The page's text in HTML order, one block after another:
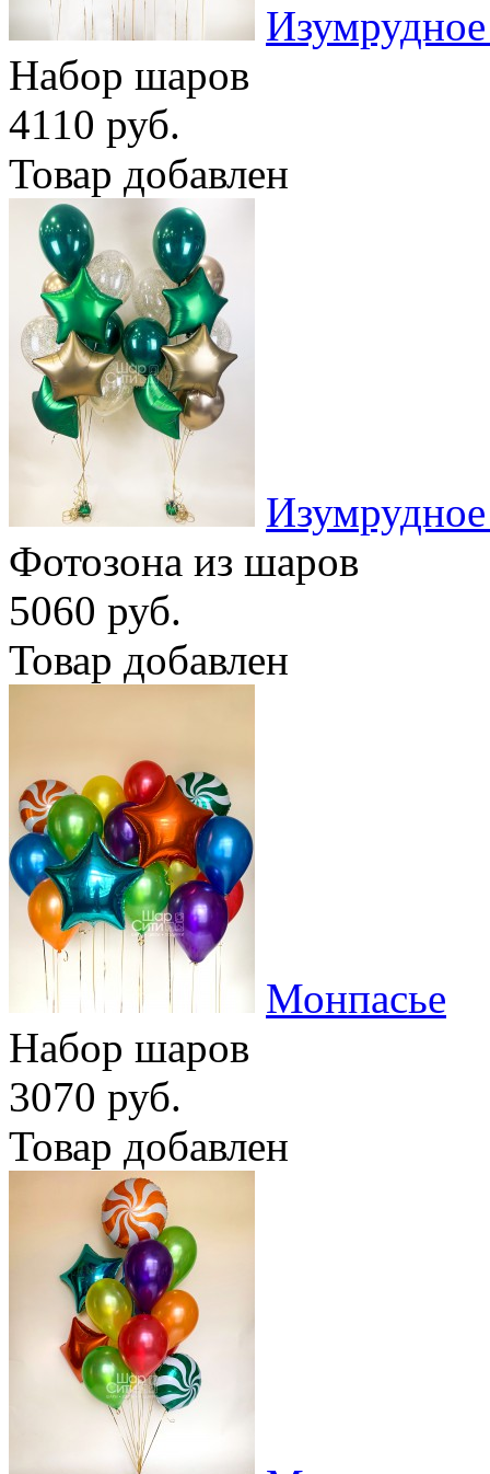
Набор шаров
4110 руб.
Товар добавлен
Фотозона из шаров
5060 руб.
Товар добавлен
Монпасье
Набор шаров
3070 руб.
Товар добавлен